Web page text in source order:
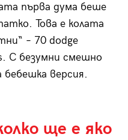
първа дума беше
Toва е колата
– 70 dodge
С безумни смешно
версия.
ще е яко